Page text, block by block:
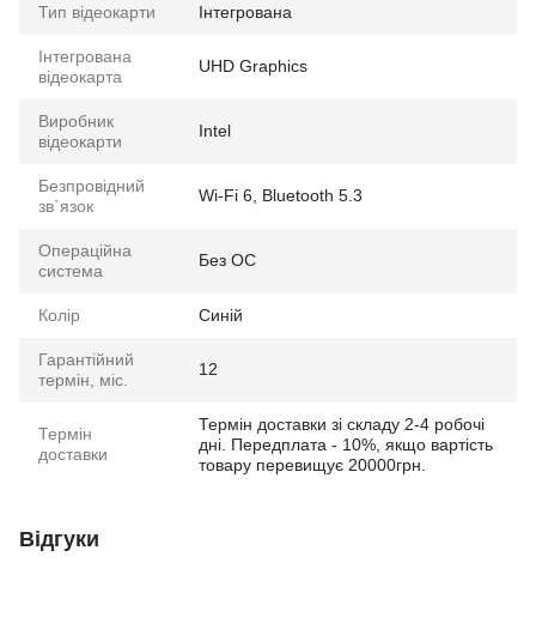
Тип відеокарти Інтегрована
Інтегрована
відеокарта
UHD Graphics
Виробник
відеокарти
Intel
Безпровідний
зв`язок
Wi-Fi 6, Bluetooth 5.3
Операційна
система
Без ОС
Колір Синій
Гарантійний
термін, міс.
12
Термін
доставки
Термін доставки зі складу 2-4 робочі
дні. Передплата - 10%, якщо вартість
товару перевищує 20000грн.
Відгуки